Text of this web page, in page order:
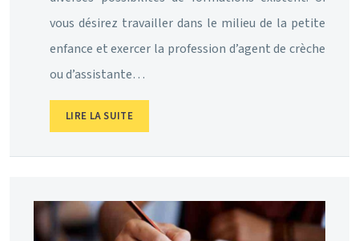
vous désirez travailler dans le milieu de la petite
enfance et exercer la profession d’agent de crèche
ou d’assistante…
LIRE LA SUITE